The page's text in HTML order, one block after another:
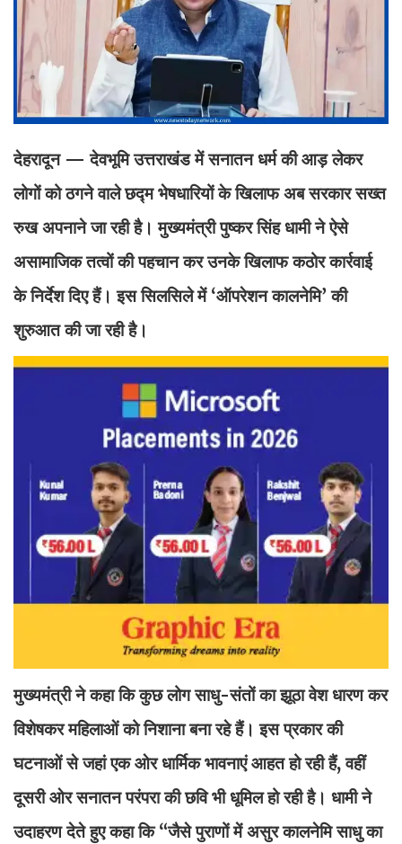
देहरादून — देवभूमि उत्तराखंड में सनातन धर्म की आड़ लेकर
लोगों को ठगने वाले छद्म भेषधारियों के खिलाफ अब सरकार सख्त
रुख अपनाने जा रही है। मुख्यमंत्री पुष्कर सिंह धामी ने ऐसे
असामाजिक तत्वों की पहचान कर उनके खिलाफ कठोर कार्रवाई
के निर्देश दिए हैं। इस सिलसिले में ‘ऑपरेशन कालनेमि’ की
शुरुआत की जा रही है।
मुख्यमंत्री ने कहा कि कुछ लोग साधु-संतों का झूठा वेश धारण कर
विशेषकर महिलाओं को निशाना बना रहे हैं। इस प्रकार की
घटनाओं से जहां एक ओर धार्मिक भावनाएं आहत हो रही हैं, वहीं
दूसरी ओर सनातन परंपरा की छवि भी धूमिल हो रही है। धामी ने
उदाहरण देते हुए कहा कि “जैसे पुराणों में असुर कालनेमि साधु का